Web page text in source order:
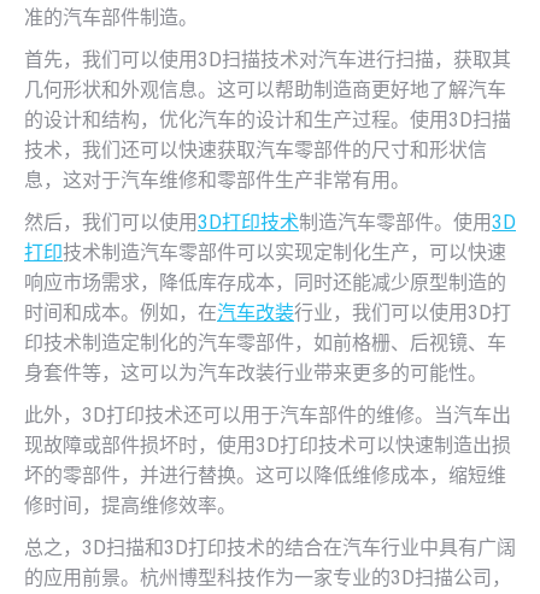
准的汽车部件制造。
首先，我们可以使用3D扫描技术对汽车进行扫描，获取其
几何形状和外观信息。这可以帮助制造商更好地了解汽车
的设计和结构，优化汽车的设计和生产过程。使用3D扫描
技术，我们还可以快速获取汽车零部件的尺寸和形状信
息，这对于汽车维修和零部件生产非常有用。
然后，我们可以使用3D打印技术制造汽车零部件。使用3D
打印技术制造汽车零部件可以实现定制化生产，可以快速
响应市场需求，降低库存成本，同时还能减少原型制造的
时间和成本。例如，在汽车改装行业，我们可以使用3D打
印技术制造定制化的汽车零部件，如前格栅、后视镜、车
身套件等，这可以为汽车改装行业带来更多的可能性。
此外，3D打印技术还可以用于汽车部件的维修。当汽车出
现故障或部件损坏时，使用3D打印技术可以快速制造出损
坏的零部件，并进行替换。这可以降低维修成本，缩短维
修时间，提高维修效率。
总之，3D扫描和3D打印技术的结合在汽车行业中具有广阔
的应用前景。杭州博型科技作为一家专业的3D扫描公司，